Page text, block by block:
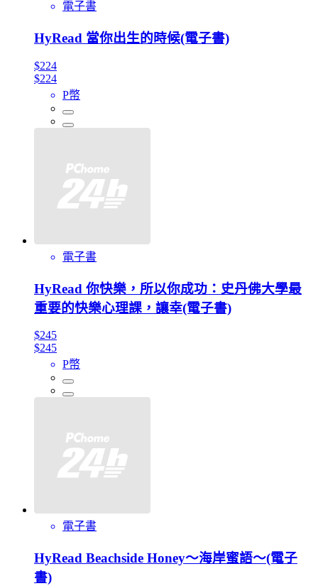
電子書
HyRead 當你出生的時候(電子書)
$224
$224
P幣
電子書
HyRead 你快樂，所以你成功：史丹佛大學最
重要的快樂心理課，讓幸(電子書)
$245
$245
P幣
電子書
HyRead Beachside Honey～海岸蜜語～(電子
書)